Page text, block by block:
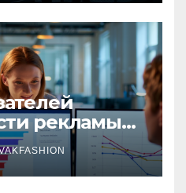
рекламы
точек